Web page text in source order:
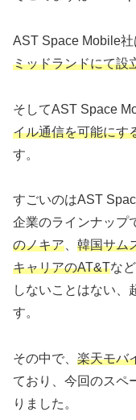
AST Space Mobile社
ミッドランドにて設
そしてAST Space
イル通信を可能にす
す。
すごいのはAST
企業のラインナップ
のノキア、 韓国サム
キャリアのAT&Tな
しないことはない、
す。
その中で、 楽天モバ
ており、今回のスペ
りました。